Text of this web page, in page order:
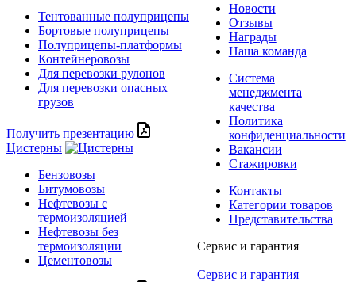
Тентованные полуприцепы
Бортовые полуприцепы
Полуприцепы-платформы
Контейнеровозы
Для перевозки рулонов
Для перевозки опасных
грузов
Получить презентацию
Цистерны
Бензовозы
Битумовозы
Нефтевозы с
термоизоляцией
Нефтевозы без
термоизоляции
Цементовозы
Новости
Отзывы
Награды
Наша команда
Система
менеджмента
качества
Политика
конфиденциальности
Вакансии
Стажировки
Контакты
Категории товаров
Представительства
Сервис и гарантия
Сервис и гарантия